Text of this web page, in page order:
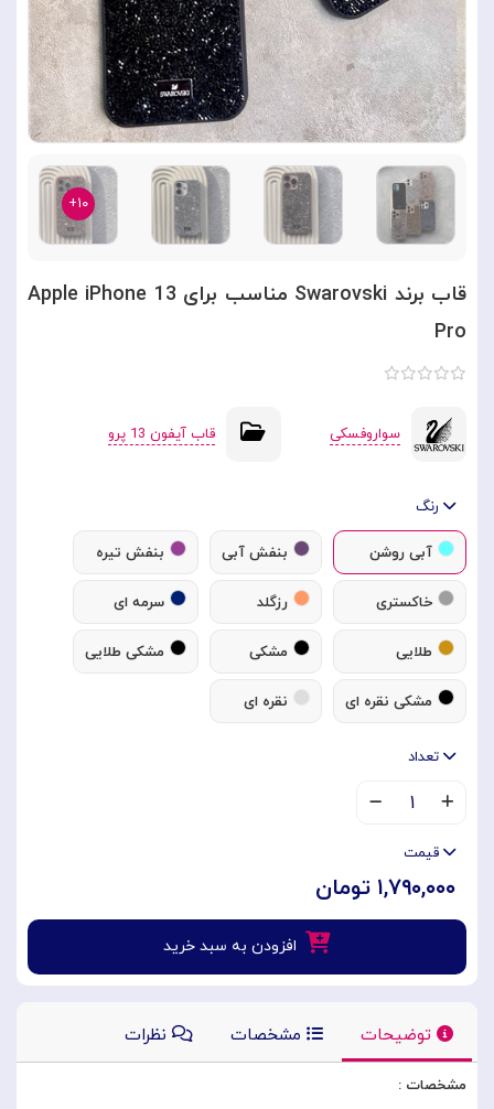
۱۰+
قاب برند Swarovski مناسب برای Apple iPhone 13
Pro
سواروفسکی قاب آیفون 13 پرو
رنگ
آبی روشن بنفش آبی بنفش تیره
خاکستری رزگلد سرمه ای
طلایی مشکی مشکی طلایی
مشکی نقره ای نقره ای
تعداد
۱
قیمت
۱,۷۹۰,۰۰۰ تومان
افزودن به سبد خرید
توضیحات مشخصات نظرات
مشخصات :